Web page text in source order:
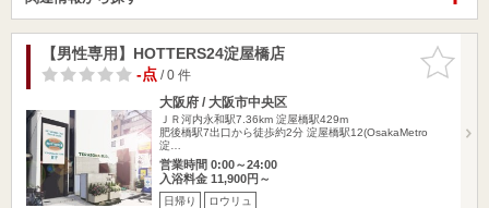
お気に入
りに追加
【男性専用】HOTTERS24淀屋橋店
-点/ 0 件
大阪府 / 大阪市中央区
ＪＲ河内永和駅7.36km 淀屋橋駅429m
肥後橋駅7出口から徒歩約2分 淀屋橋駅12(OsakaMetro
淀…
営業時間 0:00～24:00
入浴料金 11,900円～
日帰り ロウリュ